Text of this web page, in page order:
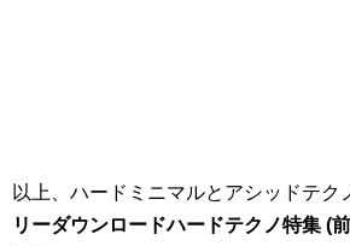
以上、ハードミニマルとアシッドテク
リーダウンロードハードテクノ特集 (